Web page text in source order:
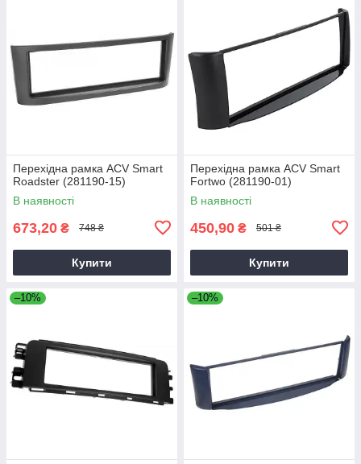
Перехідна рамка ACV Smart
Roadster (281190-15)
В наявності
673,20 ₴ 748 ₴
Купити
Перехідна рамка ACV Smart
Fortwo (281190-01)
В наявності
450,90 ₴ 501 ₴
Купити
–10% –10%